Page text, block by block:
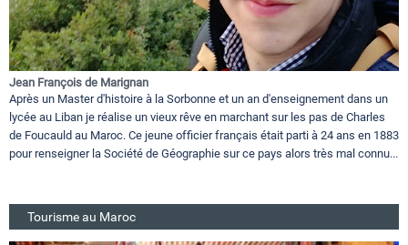
Jean François de Marignan
Après un Master d'histoire à la Sorbonne et un an d'enseignement dans un
lycée au Liban je réalise un vieux rêve en marchant sur les pas de Charles
de Foucauld au Maroc. Ce jeune officier français était parti à 24 ans en 1883
pour renseigner la Société de Géographie sur ce pays alors très mal connu...
Tourisme au Maroc